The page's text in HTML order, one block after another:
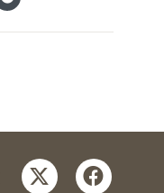
twitter